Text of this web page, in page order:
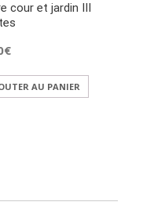
cour et jardin III
€
AU PANIER